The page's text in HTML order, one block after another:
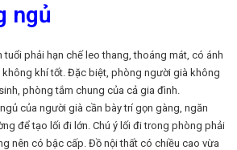
ngủ
tuổi phải hạn chế leo thang, thoáng mát, có ánh
khí tốt. Đặc biệt, phòng người già không
phòng tắm chung của cả gia đình.
của người già cần bày trí gọn gàng, ngăn
để tạo lối đi lớn. Chú ý lối đi trong phòng phải
nên có bậc cấp. Đồ nội thất có chiều cao vừa